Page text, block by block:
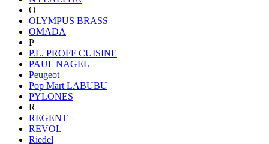
O
OLYMPUS BRASS
OMADA
P
P.L. PROFF CUISINE
PAUL NAGEL
Peugeot
Pop Mart LABUBU
PYLONES
R
REGENT
REVOL
Riedel